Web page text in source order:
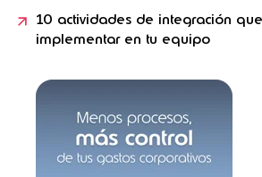
10 actividades de integración
implementar en tu equipo